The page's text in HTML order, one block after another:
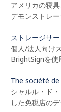
アメリカの寝
デモンストレ
ストレージサ
個人/法人向け
BrightSignを使
The société
シャルル・ド
した免税店の